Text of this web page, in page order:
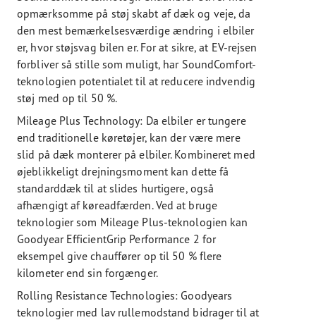
opmærksomme på støj skabt af dæk og veje, da
den mest bemærkelsesværdige ændring i elbiler
er, hvor støjsvag bilen er. For at sikre, at EV-rejsen
forbliver så stille som muligt, har SoundComfort-
teknologien potentialet til at reducere indvendig
støj med op til 50 %.
Mileage Plus Technology: Da elbiler er tungere
end traditionelle køretøjer, kan der være mere
slid på dæk monterer på elbiler. Kombineret med
øjeblikkeligt drejningsmoment kan dette få
standarddæk til at slides hurtigere, også
afhængigt af køreadfærden. Ved at bruge
teknologier som Mileage Plus-teknologien kan
Goodyear EfficientGrip Performance 2 for
eksempel give chauffører op til 50 % flere
kilometer end sin forgænger.
Rolling Resistance Technologies: Goodyears
teknologier med lav rullemodstand bidrager til at